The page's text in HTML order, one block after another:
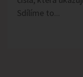
Sdílíme to...